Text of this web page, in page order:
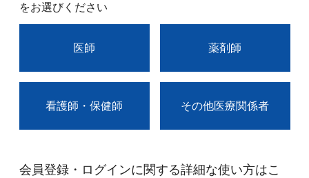
をお選びください
医師 薬剤師
看護師・保健師 その他医療関係者
会員登録・ログインに関する詳細な使い方はこ